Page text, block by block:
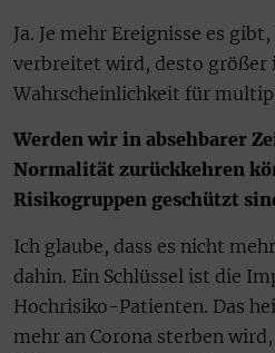
Ja. Je mehr Ereignisse es
verbreitet wird, desto größer
Wahrscheinlichkeit für
Werden wir in absehbarer
Normalität zurückkehren
Risikogruppen geschützt
Ich glaube, dass es nicht
dahin. Ein Schlüssel ist die
Hochrisiko-Patienten. Das
mehr an Corona sterben wird,